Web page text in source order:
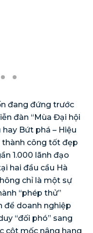
đang đứng trước
đàn “Mùa Đại hội
Bứt phá – Hiệu
thành công tốt đẹp
1.000 lãnh đạo
hai đầu cầu Hà
chỉ là một sự
“phép thử”
để doanh nghiệp
“đối phó” sang
cột mốc nâng hạng